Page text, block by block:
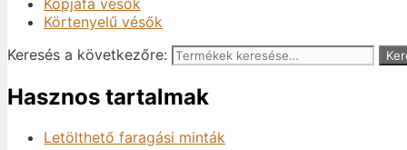
Kopjafa vésők
Körtenyelű vésők
Keresés a következőre:
Hasznos tartalmak
Letölthető faragási minták